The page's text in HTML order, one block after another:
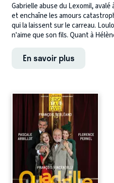
Gabrielle abuse du Lexomil,
et enchaîne les amours
qui la laissent sur le carreau.
n'aime que son fils. Quant à
En savoir plus